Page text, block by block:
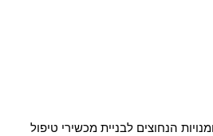
הנחוצים לבניית מכשירי טיפול